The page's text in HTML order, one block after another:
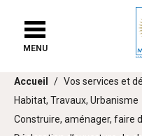
chat
MENU
Vous
êtes
Accueil
Vos services et
Habitat, Travaux, Urbanisme
Construire, aménager, faire